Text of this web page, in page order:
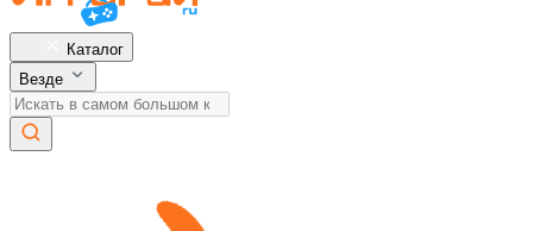
Каталог
Везде